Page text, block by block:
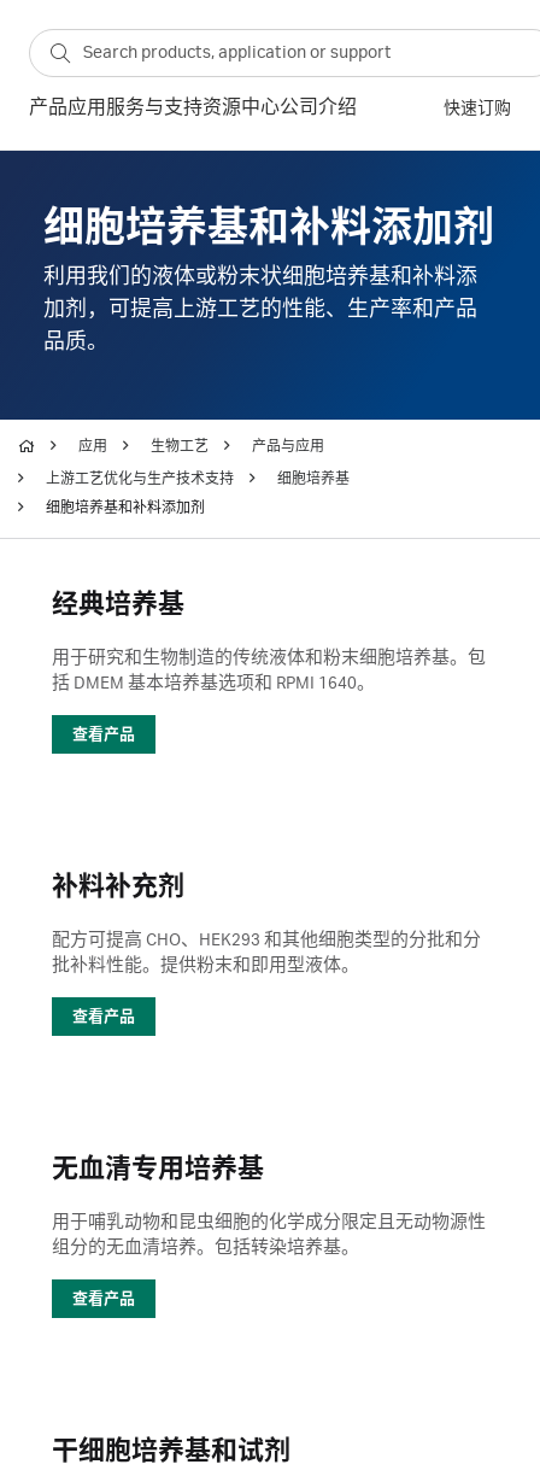
产品应用 服务与支持资源中心公司介绍 快速订购
细胞培养基和补料添加剂
利用我们的液体或粉末状细胞培养基和补料添
加剂，可提高上游工艺的性能、生产率和产品
品质。
应用 生物工艺 产品与应用
上游工艺优化与生产技术支持
细胞培养基
细胞培养基和补料添加剂
经典培养基
用于研究和生物制造的传统液体和粉末细胞培养基。包
括 DMEM 基本培养基选项和 RPMI 1640。
查看产品
补料补充剂
配方可提高 CHO、HEK293 和其他细胞类型的分批和分
批补料性能。提供粉末和即用型液体。
查看产品
无血清专用培养基
用于哺乳动物和昆虫细胞的化学成分限定且无动物源性
组分的无血清培养。包括转染培养基。
查看产品
干细胞培养基和试剂